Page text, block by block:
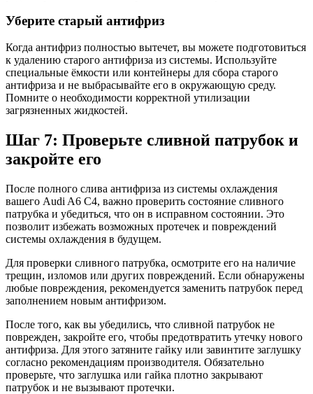
Уберите старый антифриз
Когда антифриз полностью вытечет, вы можете подготовиться
к удалению старого антифриза из системы. Используйте
специальные ёмкости или контейнеры для сбора старого
антифриза и не выбрасывайте его в окружающую среду.
Помните о необходимости корректной утилизации
загрязненных жидкостей.
Шаг 7: Проверьте сливной патрубок и
закройте его
После полного слива антифриза из системы охлаждения
вашего Audi A6 C4, важно проверить состояние сливного
патрубка и убедиться, что он в исправном состоянии. Это
позволит избежать возможных протечек и повреждений
системы охлаждения в будущем.
Для проверки сливного патрубка, осмотрите его на наличие
трещин, изломов или других повреждений. Если обнаружены
любые повреждения, рекомендуется заменить патрубок перед
заполнением новым антифризом.
После того, как вы убедились, что сливной патрубок не
поврежден, закройте его, чтобы предотвратить утечку нового
антифриза. Для этого затяните гайку или завинтите заглушку
согласно рекомендациям производителя. Обязательно
проверьте, что заглушка или гайка плотно закрывают
патрубок и не вызывают протечки.